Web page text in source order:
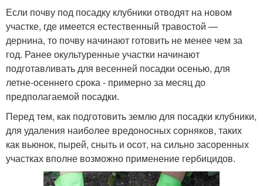
Если почву под посадку клубники отводят на новом
участке, где имеется естественный травостой —
дернина, то почву начинают готовить не менее чем за
год. Ранее окультуренные участки начинают
подготавливать для весенней посадки осенью, для
летне-осеннего срока - примерно за месяц до
предполагаемой посадки.
Перед тем, как подготовить землю для посадки клубники,
для удаления наиболее вредоносных сорняков, таких
как вьюнок, пырей, сныть и осот, на сильно засоренных
участках вполне возможно применение гербицидов.